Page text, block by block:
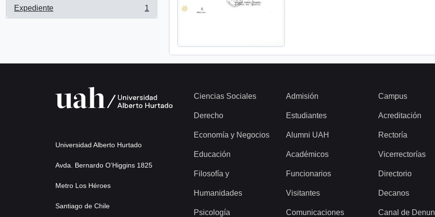
Expediente
, 1 resultados
1
Universidad Alberto Hurtado
Avda. Bernardo O’Higgins 1825
Metro Los Héroes
Santiago de Chile
Ciencias Sociales
Derecho
Economía y Negocios
Educación
Filosofía y
Humanidades
Psicología
Admisión
Estudiantes
Alumni UAH
Académicos
Funcionarios
Visitantes
Comunicaciones
Campus
Acreditación
Rectoría
Vicerrectorías
Directorio
Decanos
Canal de